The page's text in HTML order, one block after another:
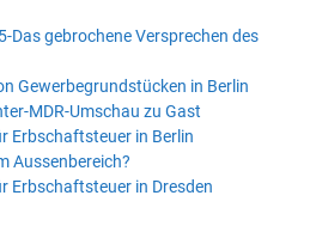
Das gebrochene Versprechen des
Gewerbegrundstücken in Berlin
MDR-Umschau zu Gast
Erbschaftsteuer in Berlin
Aussenbereich?
Erbschaftsteuer in Dresden